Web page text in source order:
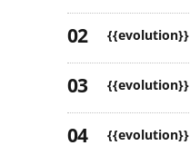
{{evolution}}
{{evolution}}
{{evolution}}